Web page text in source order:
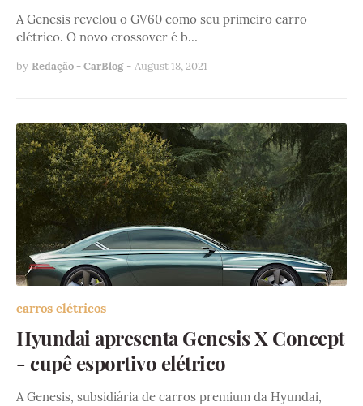
A Genesis revelou o GV60 como seu primeiro carro
elétrico. O novo crossover é b…
by Redação - CarBlog - August 18, 2021
carros elétricos
Hyundai apresenta Genesis X Concept
- cupê esportivo elétrico
A Genesis, subsidiária de carros premium da Hyundai,